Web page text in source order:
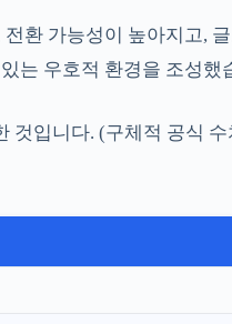
환 가능성이 높아지고,
는 우호적 환경을 조성했
입니다. (구체적 공식